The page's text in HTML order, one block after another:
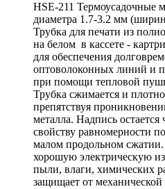
HSE-211 Термоусадочные
диаметра 1.7-3.2 мм
Трубка для печати из
на белом в кассете -
для обеспечения
оптоволоконных линий и
при помощи тепловой
Трубка сжимается и
препятствуя
металла. Надпись
свойству равномерности
малом продольном
хорошую электрическую
пыли, влаги, химических
защищает от